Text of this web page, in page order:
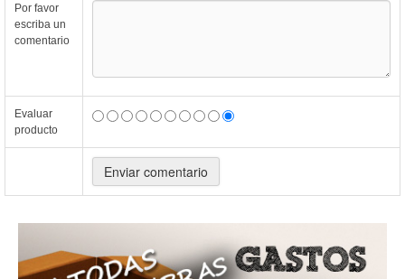
Por favor
escriba un
comentario
Evaluar
producto